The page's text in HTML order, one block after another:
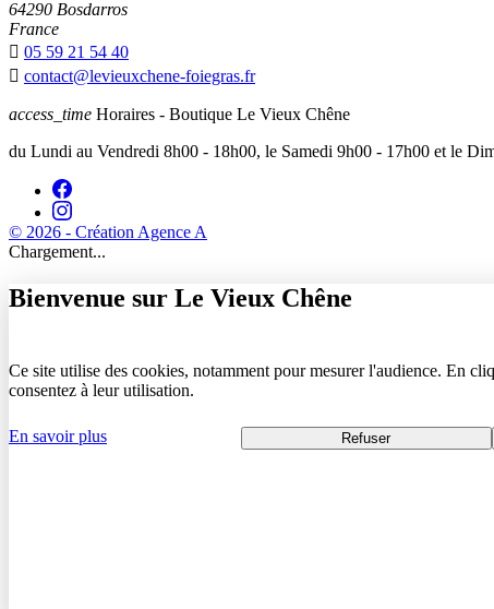
64290 Bosdarros
France
 05 59 21 54 40
 contact@levieuxchene-foiegras.fr
access_time Horaires - Boutique Le Vieux Chêne
du Lundi au Vendredi 8h00 - 18h00, le Samedi 9h00 - 17h00 et le
© 2026 - Création Agence A
Chargement...
Bienvenue sur Le Vieux Chêne
Ce site utilise des cookies, notamment pour mesurer l'audience. En
consentez à leur utilisation.
En savoir plus Refuser